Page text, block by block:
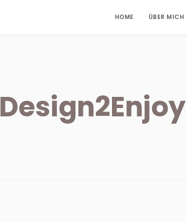
HOME ÜBER MICH
Design2Enjoy